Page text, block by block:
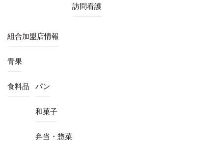
訪問看護
組合加盟店情報
青果
食料品 パン
和菓子
弁当・惣菜